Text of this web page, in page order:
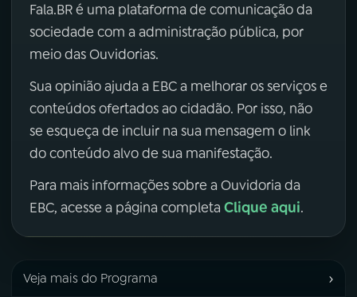
Fala.BR é uma plataforma de comunicação da
sociedade com a administração pública, por
meio das Ouvidorias.
Sua opinião ajuda a EBC a melhorar os serviços e
conteúdos ofertados ao cidadão. Por isso, não
se esqueça de incluir na sua mensagem o link
do conteúdo alvo de sua manifestação.
Para mais informações sobre a Ouvidoria da
EBC, acesse a página completa Clique aqui.
Veja mais do Programa ›